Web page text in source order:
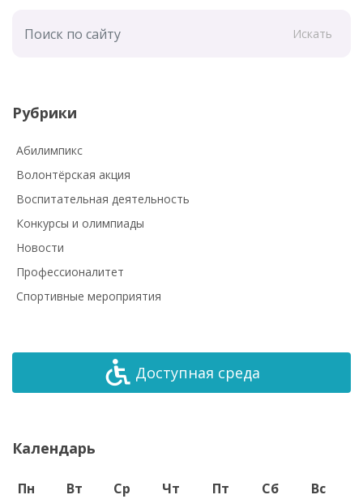
Искать
Рубрики
Абилимпикс
Волонтёрская акция
Воспитательная деятельность
Конкурсы и олимпиады
Новости
Профессионалитет
Спортивные мероприятия
Доступная среда
Календарь
Пн Вт Ср Чт Пт Сб
Вс